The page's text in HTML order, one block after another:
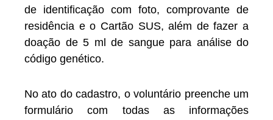
de identificação com foto, comprovante de
residência e o Cartão SUS, além de fazer a
doação de 5 ml de sangue para análise do
código genético.
No ato do cadastro, o voluntário preenche um
formulário com todas as informações